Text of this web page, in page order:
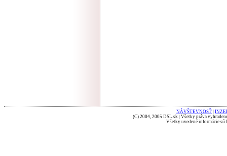
NÁVŠTEVNOSŤ
(C) 2004, 2005 DSL.sk | Všetky práva
Všetky uvedené informácie sú